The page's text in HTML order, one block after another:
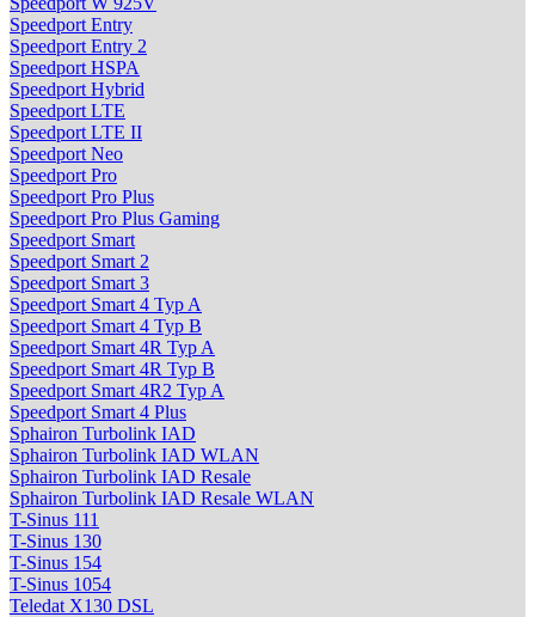
Speedport Entry
Speedport Entry 2
Speedport HSPA
Speedport Hybrid
Speedport LTE
Speedport LTE II
Speedport Neo
Speedport Pro
Speedport Pro Plus
Speedport Pro Plus Gaming
Speedport Smart
Speedport Smart 2
Speedport Smart 3
Speedport Smart 4 Typ A
Speedport Smart 4 Typ B
Speedport Smart 4R Typ A
Speedport Smart 4R Typ B
Speedport Smart 4R2 Typ A
Speedport Smart 4 Plus
Sphairon Turbolink IAD
Sphairon Turbolink IAD WLAN
Sphairon Turbolink IAD Resale
Sphairon Turbolink IAD Resale WLAN
T-Sinus 111
T-Sinus 130
T-Sinus 154
T-Sinus 1054
Teledat X130 DSL